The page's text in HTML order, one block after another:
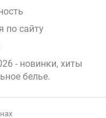
по сайту
- новинки, хиты
белье.